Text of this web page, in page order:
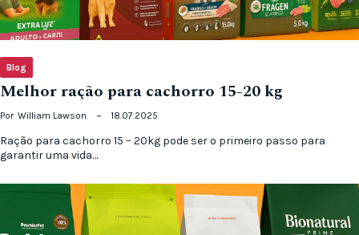
Blog
Melhor ração para cachorro 15-20 kg
Por William Lawson 18.07.2025
Ração para cachorro 15 – 20kg pode ser o primeiro passo para
garantir uma vida…